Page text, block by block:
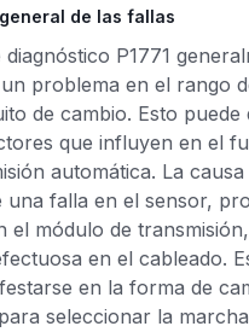
de las fallas
diagnóstico P1771
problema en el rango
de cambio. Esto puede
que influyen en el
automática. La
una falla en el sensor,
el módulo de
en el cableado.
en la forma de
seleccionar la